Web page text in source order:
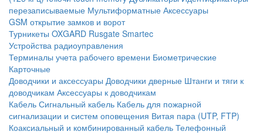
перезаписываемые Мультиформатные Аксессуары
GSM открытие замков и ворот
Турникеты OXGARD Rusgate Smartec
Устройства радиоуправления
Терминалы учета рабочего времени Биометрические
Карточные
Доводчики и аксессуары Доводчики дверные Штанги и тяги к
доводчикам Аксессуары к доводчикам
Кабель Сигнальный кабель Кабель для пожарной
сигнализации и систем оповещения Витая пара (UTP, FTP)
Коаксиальный и комбинированный кабель Телефонный